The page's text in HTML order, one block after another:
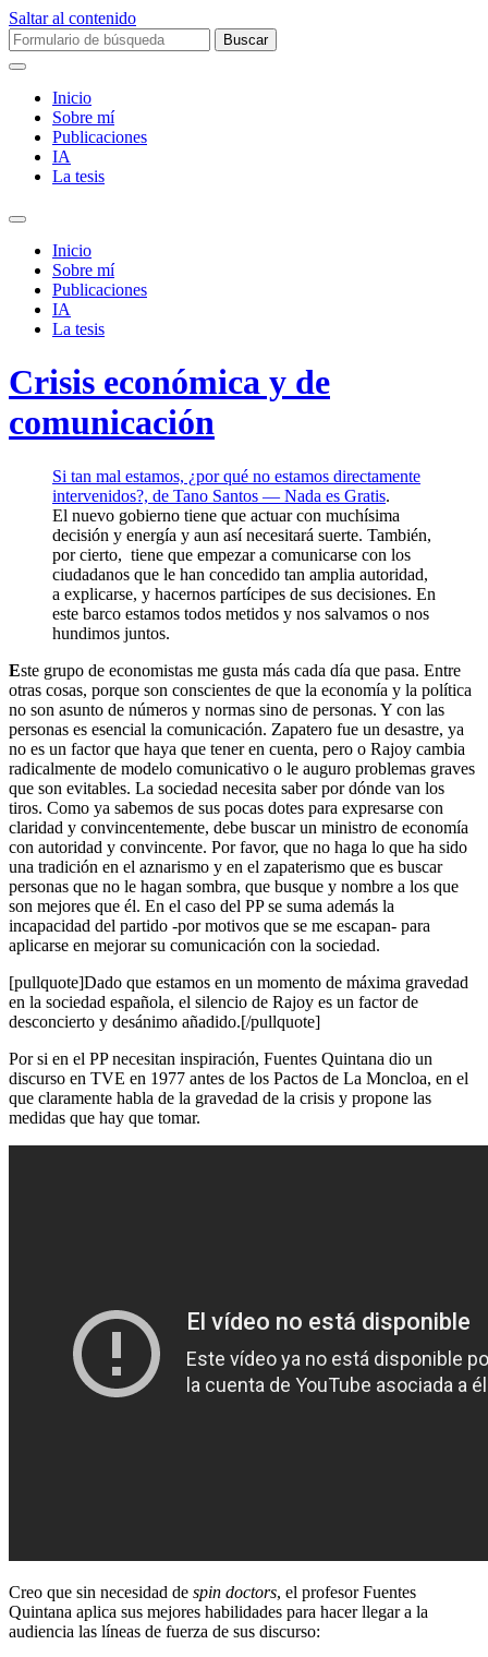
Saltar al contenido
Buscar:
Inicio
Sobre mí­
Publicaciones
IA
La tesis
Alternar
campo
búsqueda
Inicio
Sobre mí­
Publicaciones
IA
La tesis
Crisis económica y de
comunicación
Si tan mal estamos, ¿por qué no estamos directamente
intervenidos?, de Tano Santos — Nada es Gratis.
El nuevo gobierno tiene que actuar con muchísima
decisión y energía y aun así necesitará suerte. También,
por cierto, tiene que empezar a comunicarse con los
ciudadanos que le han concedido tan amplia autoridad,
a explicarse, y hacernos partícipes de sus decisiones. En
este barco estamos todos metidos y nos salvamos o nos
hundimos juntos.
Este grupo de economistas me gusta más cada día que pasa. Entre
otras cosas, porque son conscientes de que la economía y la política
no son asunto de números y normas sino de personas. Y con las
personas es esencial la comunicación. Zapatero fue un desastre, ya
no es un factor que haya que tener en cuenta, pero o Rajoy cambia
radicalmente de modelo comunicativo o le auguro problemas graves
que son evitables. La sociedad necesita saber por dónde van los
tiros. Como ya sabemos de sus pocas dotes para expresarse con
claridad y convincentemente, debe buscar un ministro de economía
con autoridad y convincente. Por favor, que no haga lo que ha sido
una tradición en el aznarismo y en el zapaterismo que es buscar
personas que no le hagan sombra, que busque y nombre a los que
son mejores que él. En el caso del PP se suma además la
incapacidad del partido -por motivos que se me escapan- para
aplicarse en mejorar su comunicación con la sociedad.
[pullquote]Dado que estamos en un momento de máxima gravedad
en la sociedad española, el silencio de Rajoy es un factor de
desconcierto y desánimo añadido.[/pullquote]
Por si en el PP necesitan inspiración, Fuentes Quintana dio un
discurso en TVE en 1977 antes de los Pactos de La Moncloa, en el
que claramente habla de la gravedad de la crisis y propone las
medidas que hay que tomar.
Creo que sin necesidad de spin doctors, el profesor Fuentes
Quintana aplica sus mejores habilidades para hacer llegar a la
audiencia las líneas de fuerza de sus discurso: